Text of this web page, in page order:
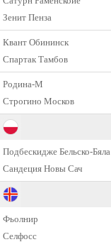
Зенит Пенза
Квант Обининск
Спартак Тамбов
Родина-М
Строгино Москов
Подбескидже Бельско-Бяла
Сандеция Новы Сач
Фьолнир
Селфосс